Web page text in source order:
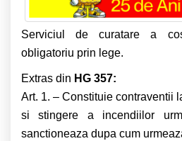
Serviciul de curatare a
obligatoriu prin lege.
Extras din HG 357:
Art. 1. – Constituie contraventii
si stingere a incendiilor
sanctioneaza dupa cum